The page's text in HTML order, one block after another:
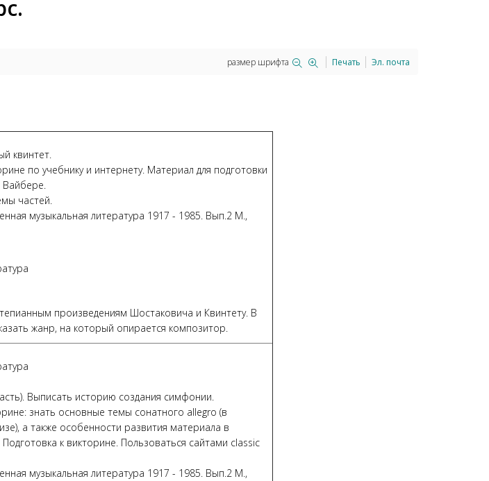
размер шрифта Печать Эл. почта
квинтет.
по учебнику и интернету. Материал для подготовки
Вайбере.
частей.
музыкальная литература 1917 - 1985. Вып.2 М.,
произведениям Шостаковича и Квинтету. В
жанр, на который опирается композитор.
Выписать историю создания симфонии.
знать основные темы сонатного allegro (в
а также особенности развития материала в
к викторине. Пользоваться сайтами classic
музыкальная литература 1917 - 1985. Вып.2 М.,